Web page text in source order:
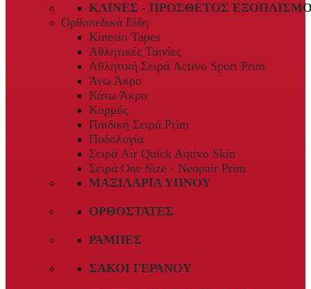
ΚΛΊΝΕΣ - ΠΡΌΣΘΕΤΟΣ
Ορθοπεδικά Είδη
Kinesio Tapes
Αθλητικές Ταινίες
Αθλητική Σειρά Activo Sport Prim
Άνω Άκρο
Κάτω Άκρο
Κορμός
Παιδική Σειρά Prim
Ποδολογία
Σειρά Air Quick Aqtivo Skin
Σειρά One Size - Neopair Prim
ΜΑΞΙΛΆΡΙΑ ΎΠΝΟΥ
ΟΡΘΟΣΤΆΤΕΣ
ΡΆΜΠΕΣ
ΣΆΚΟΙ ΓΕΡΑΝΟΎ